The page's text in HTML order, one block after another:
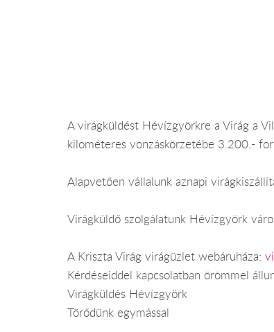
A virágküldést Hévízgyörkre a Virág a
kilométeres vonzáskörzetébe 3.200.-
Alapvetően vállalunk aznapi
Virágküldő szolgálatunk Hévízgyörk
A Kriszta Virág virágüzlet webáruháza:
Kérdéseiddel kapcsolatban örömmel
Virágküldés Hévízgyörk
Törődünk egymással